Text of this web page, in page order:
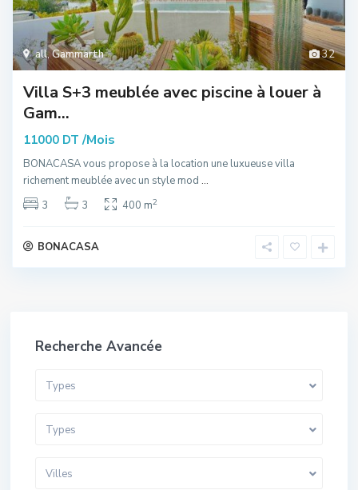
32
all,Gammarth
Villa S+3 meublée avec piscine à louer à
Gam...
11000 DT /Mois
BONACASA vous propose à la location une luxueuse villa
richement meublée avec un style mod ...
3
3 400 m2
BONACASA
Recherche Avancée
Types
Types
Villes